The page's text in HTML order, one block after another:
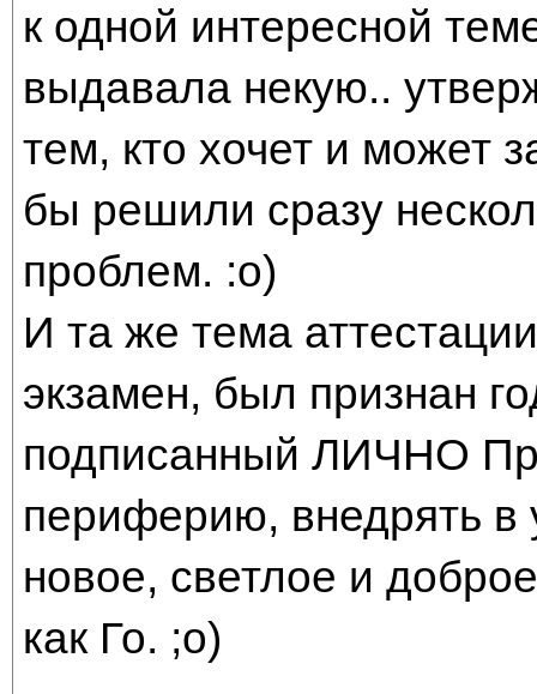
к одной интересной
выдавала некую..
тем, кто хочет и может
бы решили сразу
проблем. :о)
И та же тема
экзамен, был признан
подписанный ЛИЧНО
периферию, внедрять в
новое, светлое и
как Го. ;о)